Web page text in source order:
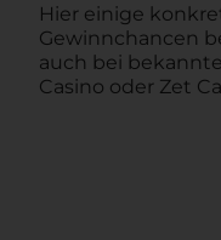
Hier einige
Gewinnchancen
auch bei
Casino oder Zet